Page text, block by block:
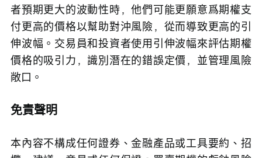
者預期更大的波動性時，他們可能更願意爲期權支
付更高的價格以幫助對沖風險，從而導致更高的引
伸波幅。交易員和投資者使用引伸波幅來評估期權
價格的吸引力，識別潛在的錯誤定價，並管理風險
敞口。
免責聲明
本內容不構成任何證券、金融產品或工具要約、招